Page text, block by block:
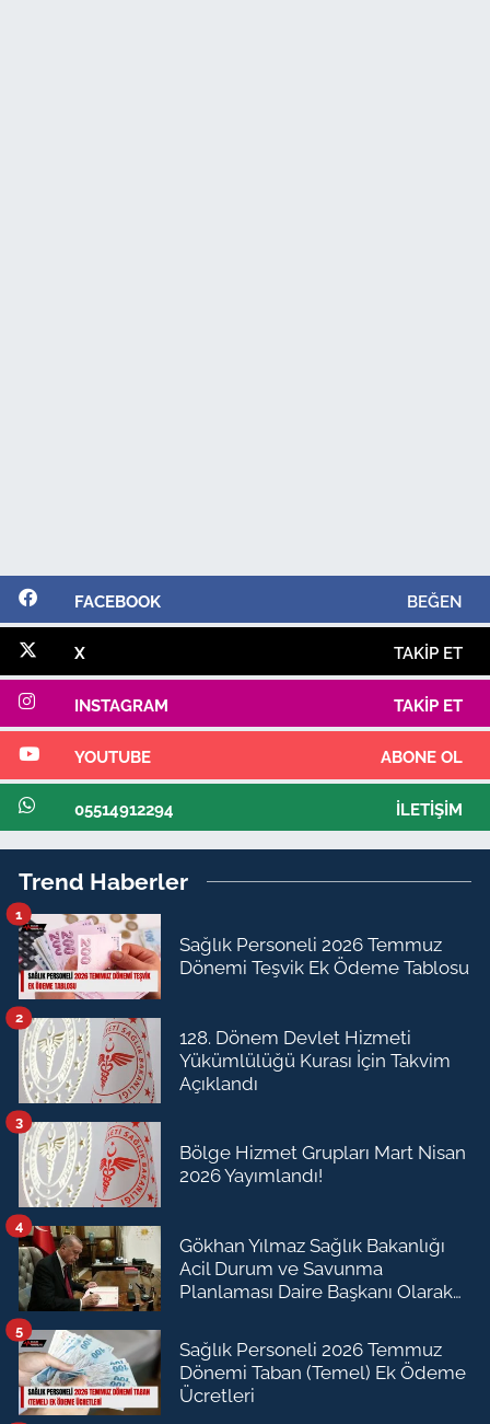
FACEBOOK BEĞEN
X TAKIP ET
INSTAGRAM TAKIP ET
YOUTUBE ABONE OL
05514912294 İLETIŞIM
Trend Haberler
Sağlık Personeli 2026 Temmuz
Dönemi Teşvik Ek Ödeme Tablosu
1
128. Dönem Devlet Hizmeti
Yükümlülüğü Kurası İçin Takvim
Açıklandı
2
Bölge Hizmet Grupları Mart Nisan
2026 Yayımlandı!
3
Gökhan Yılmaz Sağlık Bakanlığı
Acil Durum ve Savunma
Planlaması Daire Başkanı Olarak
4
Sağlık Personeli 2026 Temmuz
Dönemi Taban (Temel) Ek Ödeme
Ücretleri
5